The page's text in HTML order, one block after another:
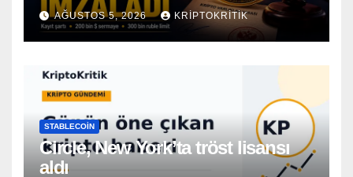
AĞUSTOS 5, 2026 KRIPTOKRITIK
STABLECOIN
Circle, New York’ta tröst lisansı
aldı